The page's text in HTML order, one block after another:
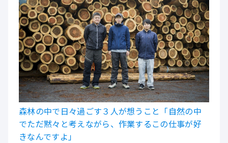
森林の中で日々過ごす３人が想うこと「自然の中
でただ黙々と考えながら、作業するこの仕事が好
きなんですよ」